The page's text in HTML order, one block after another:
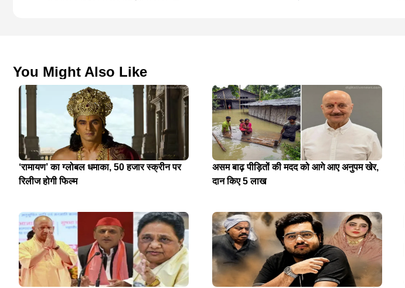
You Might Also Like
‘रामायण’ का ग्लोबल धमाका, 50 हजार स्क्रीन पर
रिलीज होगी फिल्म
असम बाढ़ पीड़ितों की मदद को आगे आए अनुपम खेर,
दान किए 5 लाख